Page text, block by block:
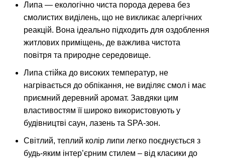
Липа — екологічно чиста порода дерева без
смолистих виділень, що не викликає алергічних
реакцій. Вона ідеально підходить для оздоблення
житлових приміщень, де важлива чистота
повітря та природне середовище.
Липа стійка до високих температур, не
нагрівається до обпікання, не виділяє смол і має
приємний деревний аромат. Завдяки цим
властивостям її широко використовують у
будівництві саун, лазень та SPA-зон.
Світлий, теплий колір липи легко поєднується з
будь-яким інтер’єрним стилем – від класики до